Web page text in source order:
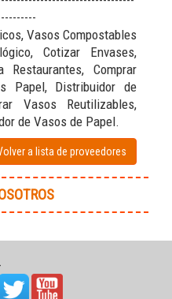
Vasos Compostables
Cotizar Envases,
Restaurantes, Comprar
Papel, Distribuidor de
Vasos Reutilizables,
de Vasos de Papel.
a lista de proveedores